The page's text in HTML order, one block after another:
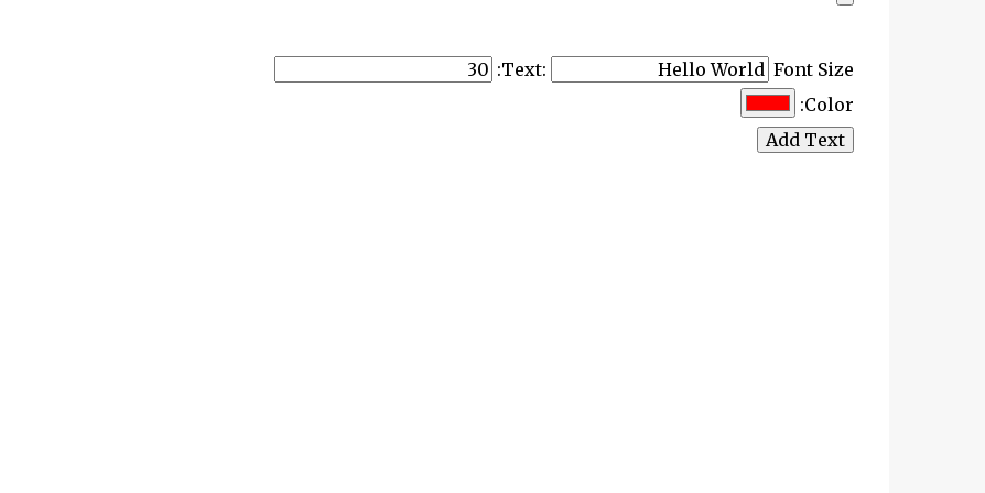
Text:
Font Size:
Color:
Add Text